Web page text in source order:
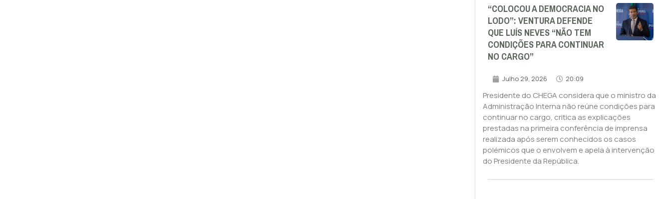
“COLOCOU A DEMOCRACIA NO
LODO”: VENTURA DEFENDE
QUE LUÍS NEVES “NÃO TEM
CONDIÇÕES PARA CONTINUAR
NO CARGO”
Julho 29, 2026 20:09
Presidente do CHEGA considera que o ministro da
Administração Interna não reúne condições para
continuar no cargo, critica as explicações
prestadas na primeira conferência de imprensa
realizada após serem conhecidos os casos
polémicos que o envolvem e apela à intervenção
do Presidente da República.